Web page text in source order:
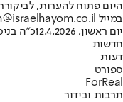
היום פתוח להערות,
במייל hayom@israelhayom.co.il.
יום ראשון, 12.4.2026
כ"ה
חדשות
דעות
ספורט
ForReal
תרבות ובידור